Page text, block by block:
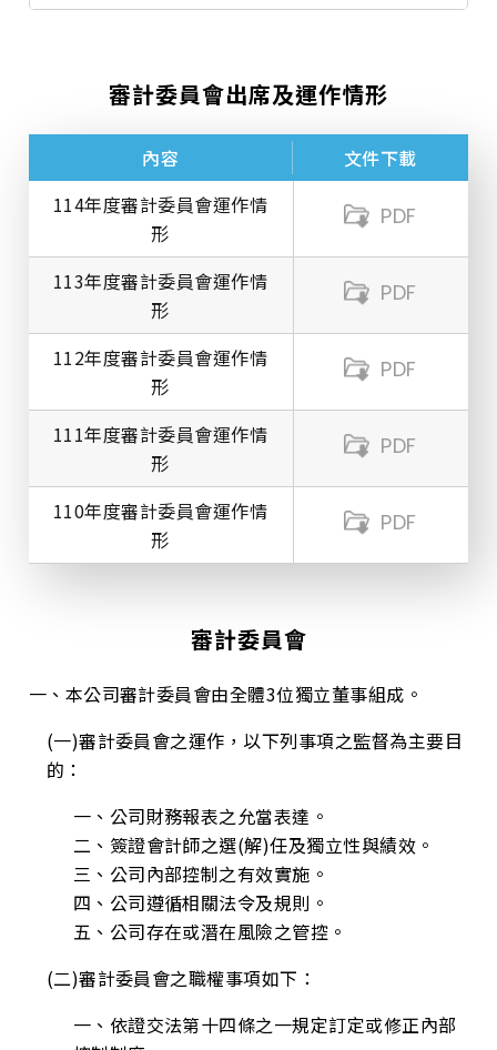
審計委員會出席及運作情形
內容
文件下載
114年度審計委員會運作情
形
PDF
113年度審計委員會運作情
形
PDF
112年度審計委員會運作情
形
PDF
111年度審計委員會運作情
形
PDF
110年度審計委員會運作情
形
PDF
審計委員會
一、本公司審計委員會由全體3位獨立董事組成。
(一)審計委員會之運作，以下列事項之監督為主要目
的：
一、公司財務報表之允當表達。
二、簽證會計師之選(解)任及獨立性與績效。
三、公司內部控制之有效實施。
四、公司遵循相關法令及規則。
五、公司存在或潛在風險之管控。
(二)審計委員會之職權事項如下：
一、依證交法第十四條之一規定訂定或修正內部